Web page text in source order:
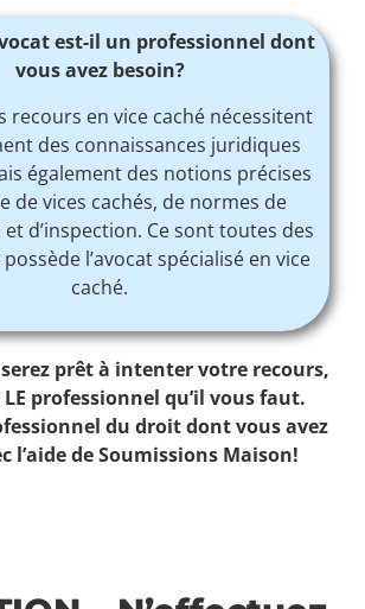
est-il un professionnel dont
vous avez besoin?
recours en vice caché nécessitent
des connaissances juridiques
également des notions précises
de vices cachés, de normes de
d’inspection. Ce sont toutes des
l’avocat spécialisé en vice
caché.
prêt à intenter votre recours,
LE professionnel qu’il vous faut.
du droit dont vous avez
l’aide de Soumissions Maison!